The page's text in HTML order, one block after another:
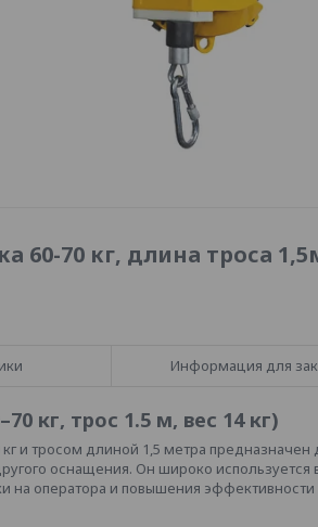
60-70 кг, длина троса
Информация для
кг, трос 1.5 м, вес 14 кг)
и тросом длиной 1,5 метра предназначен
оснащения. Он широко используется
на оператора и повышения эффективности